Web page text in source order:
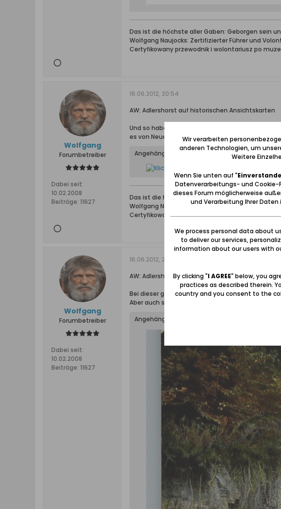
Das ist die höchste aller Gaben: Geborgen sein
Wolfgang Naujocks: Zertifizierter Führer und
Certyfikowany przewodnik i wolontariusz po
Wolfgang
Forumbetreiber
Dabei seit:
10.02.2008
Beiträge: 11627
16.06.2012, 20:54
AW: Adlershorst auf historischen Ansichtskarten
Und so haben sich Besucher auf dem
es von Neuem starke Abbrüche.
Angehängte Dateien
Das ist die höchste aller Gaben: Geborgen sein
Wolfgang Naujocks: Zertifizierter Führer und
Certyfikowany przewodnik i wolontariusz po
Wolfgang
Forumbetreiber
Dabei seit:
10.02.2008
Beiträge: 11627
16.06.2012, 20:58
AW: Adlershorst auf historischen Ansichtskarten
Bei dieser gelaufenen Ansichtskarte lässt sich
Aber auch sie dürfte etwa 110 Jahre alt sein. Sie
Angehängte Dateien
Wir verarbeiten
anderen Technologien, um
Weitere
Wenn Sie unten auf "
Datenverarbeitungs- und Cookie-
dieses Forum möglicherweise
und Verarbeitung Ihrer
We process personal data about
to deliver our services,
information about our users with
By clicking "I AGREE" below, you
practices as described therein.
country and you consent to the